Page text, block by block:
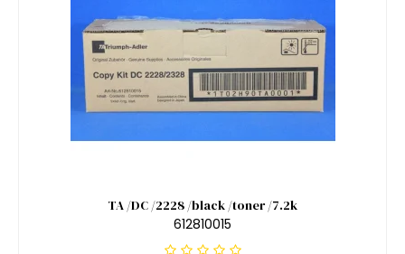
TA /DC /2228 /black /toner /7.2k
612810015